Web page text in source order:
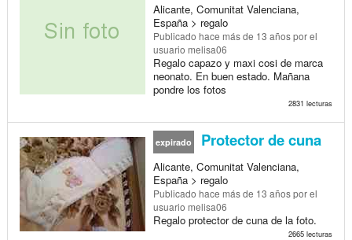
Alicante, Comunitat Valenciana,
España > regalo
Publicado hace más de 13 añospor el
usuario melisa06
Regalo capazo y maxi cosi de marca
neonato. En buen estado. Mañana
pondre los fotos
2831 lecturas
expirado Protector de cuna
Alicante, Comunitat Valenciana,
España > regalo
Publicado hace más de 13 añospor el
usuario melisa06
Regalo protector de cuna de la foto.
2665 lecturas